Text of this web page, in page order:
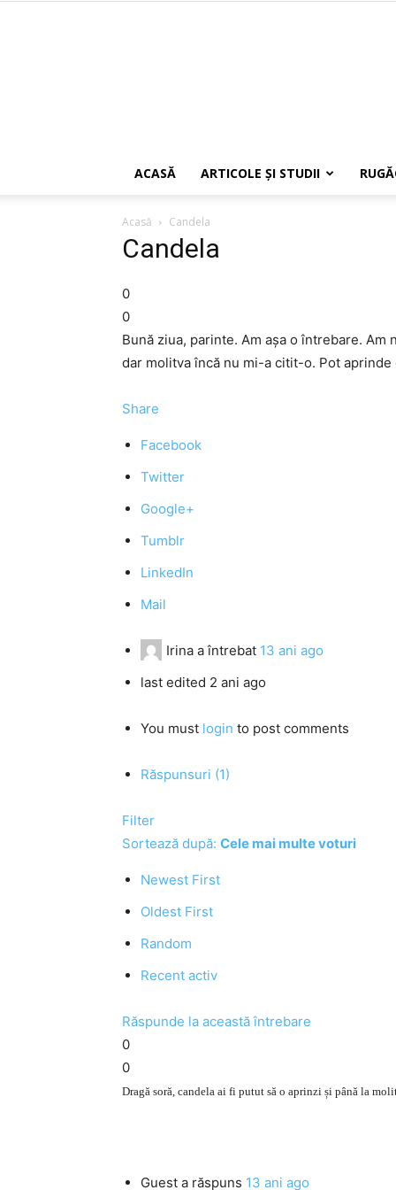
ACASĂ ARTICOLE ŞI STUDII
Acasă Candela
Candela
0
0
Bună ziua, parinte. Am aşa o întrebare.
dar molitva încă nu mi-a citit-o. Pot aprinde
Share
Facebook
Twitter
Google+
Tumblr
LinkedIn
Mail
Irina a întrebat 13 ani ago
last edited 2 ani ago
You must login to post comments
Răspunsuri (1)
Filter
Sortează după: Cele mai multe voturi
Newest First
Oldest First
Random
Recent activ
Răspunde la această întrebare
0
0
Dragă soră, candela ai fi putut să o aprinzi și până la
Guest a răspuns 13 ani ago